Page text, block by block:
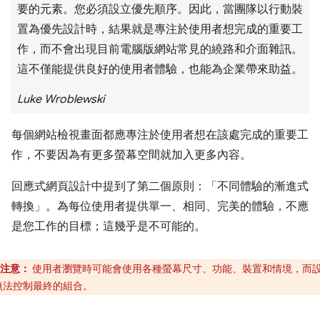
要的元素。您必須設立優先順序。因此，當團隊以行動裝
置為優先設計時，結果就是專注於使用者想完成的重要工
作，而不會出現目前電腦版網站常見的繞路和介面雜訊。
這不僅能提供良好的使用者體驗，也能為企業帶來助益。
Luke Wroblewski
每個網站檢視畫面都應專注於使用者想在該處完成的重要工
作，不要因為有更多螢幕空間就加入更多內容。
回應式網頁設計中提到了第二個原則：「不同體驗的漸進式
轉換」。為每位使用者提供單一、相同、完美的體驗，不應
是您工作的目標；這幾乎是不可能的。
注意： 使用者瀏覽時可能會使用各種螢幕尺寸、功能、裝置和情境，而
控制最終的組合。